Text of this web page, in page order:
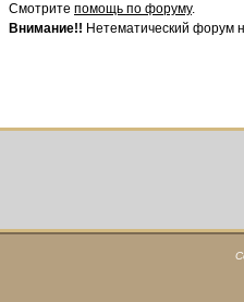
Смотрите помощь по форуму.
Внимание!! Нетематический форум